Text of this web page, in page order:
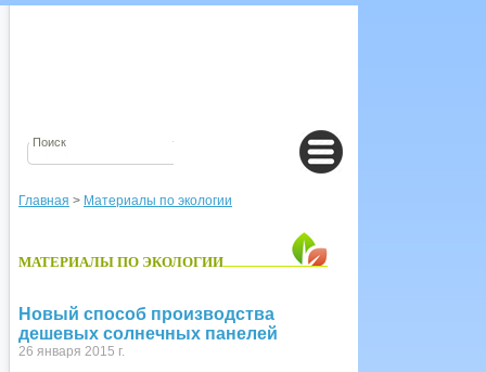
Главная > Материалы по экологии
МАТЕРИАЛЫ ПО ЭКОЛОГИИ
Новый способ производства
дешевых солнечных панелей
26 января 2015 г.